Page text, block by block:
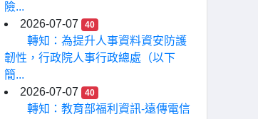
險...
2026-07-07
40
轉知：為提升人事資料資安防護
韌性，行政院人事行政總處（以下
簡...
2026-07-07
40
轉知：教育部福利資訊-遠傳電信